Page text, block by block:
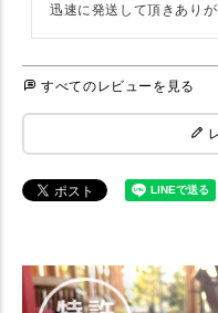
迅速に発送して頂きあり
すべてのレビューを見る